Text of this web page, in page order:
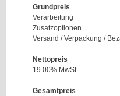
Grundpreis
Verarbeitung
Zusatzoptionen
Versand / Verpackung /
Nettopreis
19.00% MwSt
Gesamtpreis